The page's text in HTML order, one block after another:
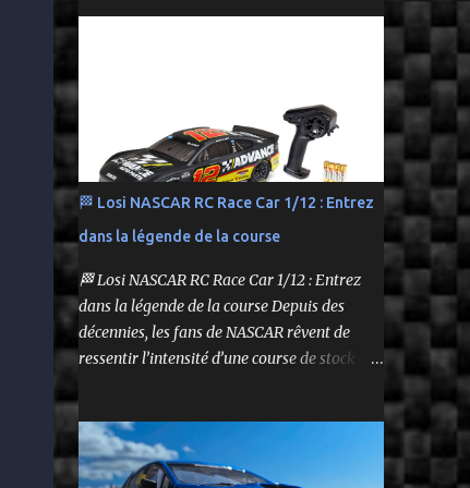
Carrosserie peinte et décorée Radio à volant
bashing.
🏁 Losi NASCAR RC Race Car 1/12 : Entrez
dans la légende de la course
🏁 Losi NASCAR RC Race Car 1/12 : Entrez
dans la légende de la course Depuis des
décennies, les fans de NASCAR rêvent de
ressentir l’intensité d’une course de stock car
bolide pas comme les autres : une voiture de
course radiocommandée à l’échelle 1/12,